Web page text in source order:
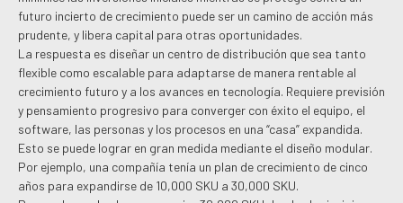
futuro incierto de crecimiento puede ser un camino de acción más
prudente, y libera capital para otras oportunidades.
La respuesta es diseñar un centro de distribución que sea tanto
flexible como escalable para adaptarse de manera rentable al
crecimiento futuro y a los avances en tecnología. Requiere previsión
y pensamiento progresivo para converger con éxito el equipo, el
software, las personas y los procesos en una “casa” expandida.
Esto se puede lograr en gran medida mediante el diseño modular.
Por ejemplo, una compañía tenía un plan de crecimiento de cinco
años para expandirse de 10,000 SKU a 30,000 SKU.